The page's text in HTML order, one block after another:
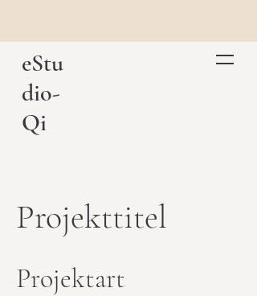
eStu
dio-
Qi
Projekttitel
Projektart